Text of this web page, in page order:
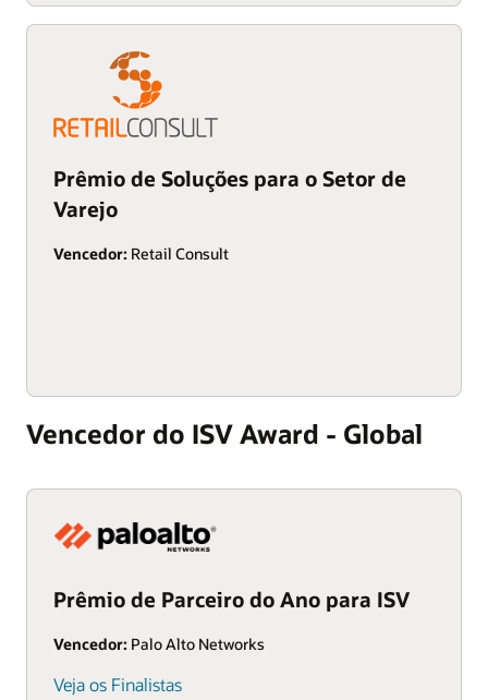
Prêmio de Soluções para o Setor de
Varejo
Vencedor: Retail Consult
Vencedor do ISV Award - Global
Prêmio de Parceiro do Ano para ISV
Vencedor: Palo Alto Networks
Veja os Finalistas